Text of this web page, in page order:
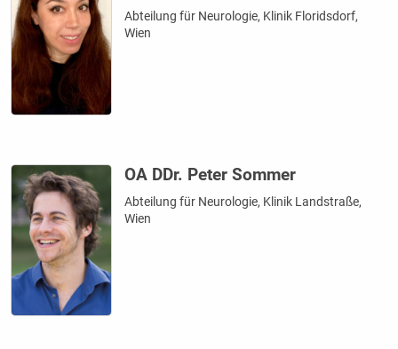
Abteilung für Neurologie, Klinik Floridsdorf,
Wien
OA DDr. Peter Sommer
Abteilung für Neurologie, Klinik Landstraße,
Wien